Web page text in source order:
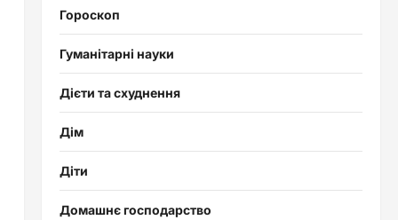
Гороскоп
Гуманітарні науки
Дієти та схуднення
Дім
Діти
Домашнє господарство